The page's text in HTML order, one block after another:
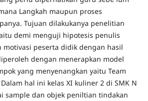
Langkah maupun proses
Tujuan dilakukanya penelitian
demi menguji hipotesis penulis
peserta didik dengan hasil
dengan menerapkan model
yang menyenangkan yaitu Team
hal ini kelas XI kuliner 2 di SMK N
sample dan objek peniltian tindakan